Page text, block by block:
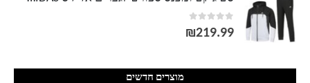
0
out of 5
₪219.99
מוצרים חדשים